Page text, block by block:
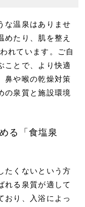
な温泉はありませ
めたり、肌を整え
れています。ご自
ことで、より快適
鼻や喉の乾燥対策
の泉質と施設環境
る「食塩泉
たくないという方
れる泉質が適して
おり、入浴によっ